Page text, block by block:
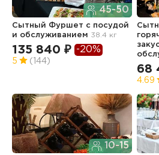
45-50
Сытный Фуршет с посудой
и обслуживанием 38.4 кг
135 840 ₽ -20%
5 (144)
68
4.69
10-15